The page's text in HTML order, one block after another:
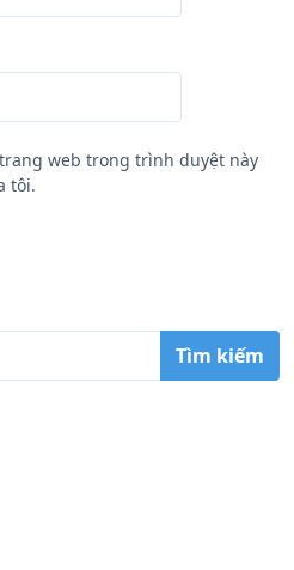
web trong trình duyệt này
tôi.